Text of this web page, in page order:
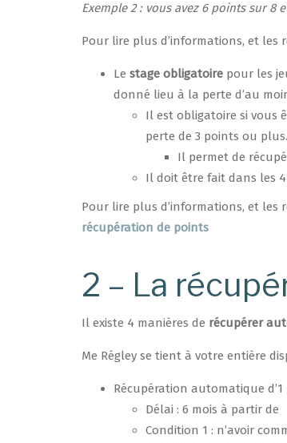
Exemple 2 : vous avez 6 points sur 8
Pour lire plus d’informations, et les
Le stage obligatoire pour les
donné lieu à la perte d’au
Il est obligatoire si vous
perte de 3 points ou plus.
Il permet de
Il doit être fait dans les
Pour lire plus d’informations, et les
récupération de points
2 – La
Il existe 4 manières de récupérer
Me Régley se tient à votre entière
Récupération automatique
Délai : 6 mois à partir de
Condition 1 : n’avoir